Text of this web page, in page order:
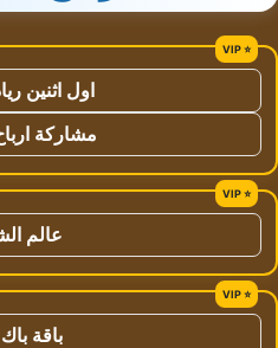
اول اثنين
مشاركة
عالم
باقة